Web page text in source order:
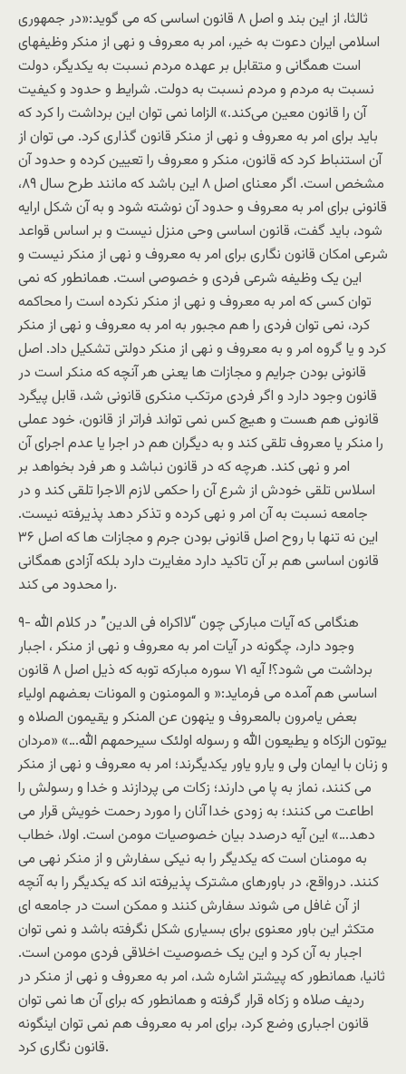
ثالثا، از اين بند و اصل ۸ قانون اساسی که می گويد:«در جمهوری
اسلامی ايران دعوت به خير، امر به معروف و نهی از منکر وظيفه‏ای
است همگانی و متقابل بر عهده مردم نسبت به يکديگر، دولت
نسبت به مردم و مردم نسبت به دولت. شرايط و حدود و کيفيت
آن را قانون معين می‌کند.» الزاما نمی توان اين برداشت را کرد که
بايد برای امر به معروف و نهی از منکر قانون گذاری کرد. می توان از
آن استنباط کرد که قانون، منکر و معروف را تعيين کرده و حدود آن
مشخص است. اگر معنای اصل ۸ اين باشد که مانند طرح سال ۸۹،
قانونی برای امر به معروف و حدود آن نوشته شود و به آن شکل ارايه
شود، بايد گفت، قانون اساسی وحی منزل نيست و بر اساس قواعد
شرعی امکان قانون نگاری برای امر به معروف و نهی از منکر نيست و
اين يک وظيفه شرعی فردی و خصوصی است. همانطور که نمی
توان کسی که امر به معروف و نهی از منکر نکرده است را محاکمه
کرد، نمی توان فردی را هم مجبور به امر به معروف و نهی از منکر
کرد و يا گروه امر و به معروف و نهی از منکر دولتی تشکيل داد. اصل
قانونی بودن جرايم و مجازات ها يعنی هر آنچه که منکر است در
قانون وجود دارد و اگر فردی مرتکب منکری قانونی شد، قابل پيگرد
قانونی هم هست و هيچ کس نمی تواند فراتر از قانون، خود عملی
را منکر يا معروف تلقی کند و به ديگران هم در اجرا يا عدم اجرای آن
امر و نهی کند. هرچه که در قانون نباشد و هر فرد بخواهد بر
اسلاس تلقی خودش از شرع آن را حکمی لازم الاجرا تلقی کند و در
جامعه نسبت به آن امر و نهی کرده و تذکر دهد پذيرفته نيست.
اين نه تنها با روح اصل قانونی بودن جرم و مجازات ها که اصل ۳۶
قانون اساسی هم بر آن تاکيد دارد مغايرت دارد بلکه آزادی همگانی
را محدود می کند.
۹- هنگامی که آيات مبارکی چون “لااکراه فی الدين” در کلام الله
وجود دارد، چگونه در آيات امر به معروف و نهی از منکر ، اجبار
برداشت می شود؟! آيه ۷۱ سوره مبارکه توبه که ذيل اصل ۸ قانون
اساسی هم آمده می فرمايد:« و المومنون و المونات بعضهم اولياء
بعض يامرون بالمعروف و ينهون عن المنکر و يقيمون الصلاه و
يوتون الزکاه و يطيعون الله و رسوله اولئک سيرحمهم الله…» «مردان
و زنان با ايمان ولی و يارو ياور يکديگرند؛ امر به معروف و نهی از منکر
می کنند، نماز به پا می دارند؛ زکات می پردازند و خدا و رسولش را
اطاعت می کنند؛ به زودی خدا آنان را مورد رحمت خويش قرار می
دهد…» اين آيه درصدد بيان خصوصيات مومن است. اولا، خطاب
به مومنان است که يکديگر را به نيکی سفارش و از منکر نهی می
کنند. درواقع، در باورهای مشترک پذيرفته اند که يکديگر را به آنچه
از آن غافل می شوند سفارش کنند و ممکن است در جامعه ای
متکثر اين باور معنوی برای بسياری شکل نگرفته باشد و نمی توان
اجبار به آن کرد و اين يک خصوصيت اخلاقی فردی مومن است.
ثانيا، همانطور که پيشتر اشاره شد، امر به معروف و نهی از منکر در
رديف صلاه و زکاه قرار گرفته و همانطور که برای آن ها نمی توان
قانون اجباری وضع کرد، برای امر به معروف هم نمی توان اينگونه
قانون نگاری کرد.